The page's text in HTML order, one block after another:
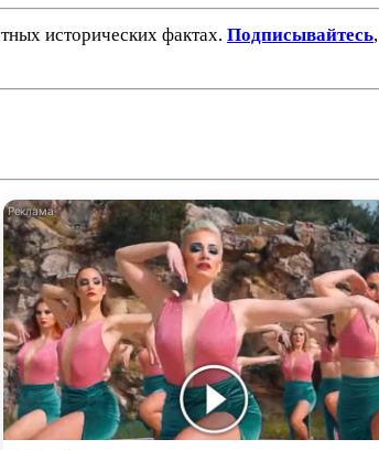
исторических фактах. Подписывайтесь,